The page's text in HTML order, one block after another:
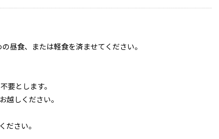
昼食、または軽食を済ませてください。
要とします。
越しください。
ださい。